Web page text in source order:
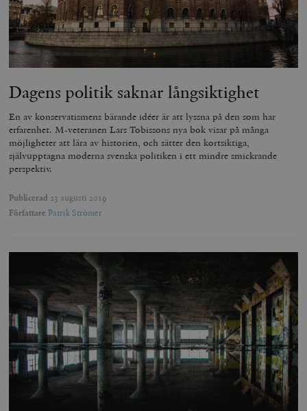
Dagens politik saknar långsiktighet
En av konservatismens bärande idéer är att lyssna på den som har
erfarenhet. M-veteranen Lars Tobissons nya bok visar på många
möjligheter att lära av historien, och sätter den kortsiktiga,
självupptagna moderna svenska politiken i ett mindre smickrande
perspektiv.
Publicerad 23 augusti 2019
Författare Patrik Strömer